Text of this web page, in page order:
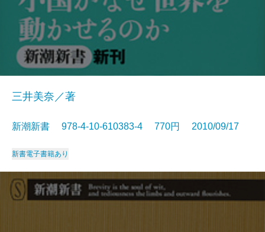
三井美奈／著
新潮新書 978-4-10-610383-4 770円 2010/09/17
新書電子書籍あり